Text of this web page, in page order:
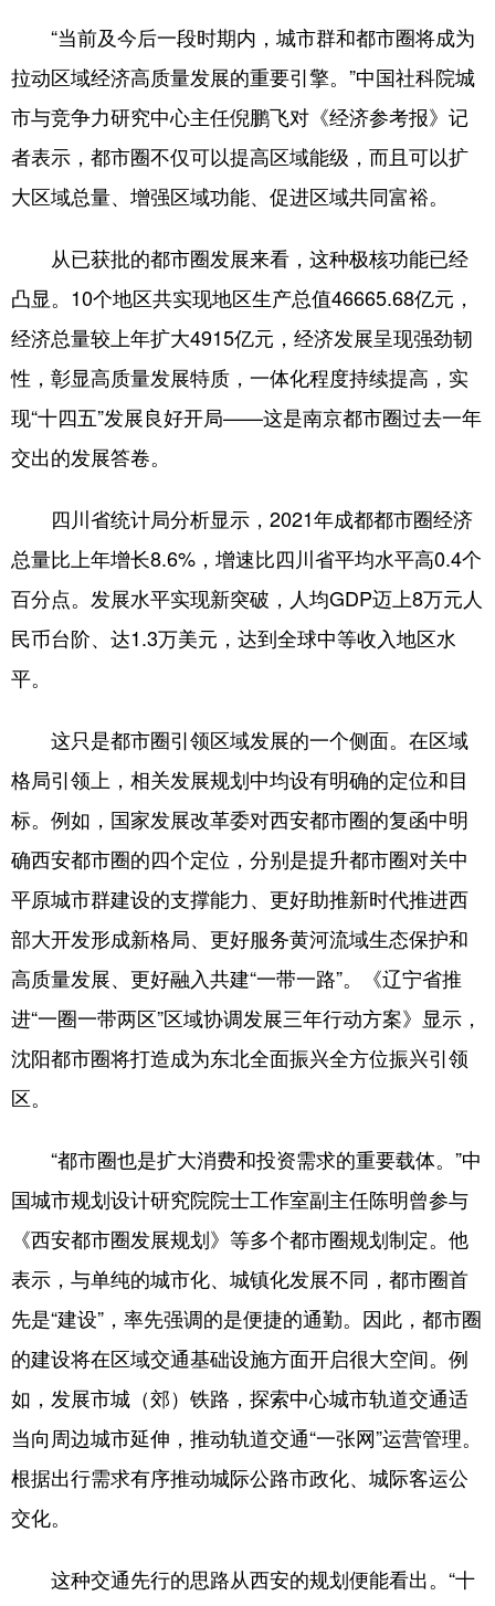
辽宁 吉林 上海 江苏
浙江 安徽 福建 江西
山东 河南 湖北 湖南
广东 广西 海南 重庆
陕西 甘肃 青海 宁夏
新疆 内蒙古 黑龙江
多语种频道
English
“当前及今后一段时期内，城市群和都市圈将成为
拉动区域经济高质量发展的重要引擎。”中国社科院城
市与竞争力研究中心主任倪鹏飞对《经济参考报》记
者表示，都市圈不仅可以提高区域能级，而且可以扩
大区域总量、增强区域功能、促进区域共同富裕。
从已获批的都市圈发展来看，这种极核功能已经
凸显。10个地区共实现地区生产总值46665.68亿元，
经济总量较上年扩大4915亿元，经济发展呈现强劲韧
性，彰显高质量发展特质，一体化程度持续提高，实
现“十四五”发展良好开局——这是南京都市圈过去一年
交出的发展答卷。
四川省统计局分析显示，2021年成都都市圈经济
总量比上年增长8.6%，增速比四川省平均水平高0.4个
百分点。发展水平实现新突破，人均GDP迈上8万元人
民币台阶、达1.3万美元，达到全球中等收入地区水
平。
这只是都市圈引领区域发展的一个侧面。在区域
格局引领上，相关发展规划中均设有明确的定位和目
标。例如，国家发展改革委对西安都市圈的复函中明
确西安都市圈的四个定位，分别是提升都市圈对关中
平原城市群建设的支撑能力、更好助推新时代推进西
部大开发形成新格局、更好服务黄河流域生态保护和
高质量发展、更好融入共建“一带一路”。《辽宁省推
进“一圈一带两区”区域协调发展三年行动方案》显示，
沈阳都市圈将打造成为东北全面振兴全方位振兴引领
区。
“都市圈也是扩大消费和投资需求的重要载体。”中
国城市规划设计研究院院士工作室副主任陈明曾参与
《西安都市圈发展规划》等多个都市圈规划制定。他
表示，与单纯的城市化、城镇化发展不同，都市圈首
先是“建设”，率先强调的是便捷的通勤。因此，都市圈
的建设将在区域交通基础设施方面开启很大空间。例
如，发展市城（郊）铁路，探索中心城市轨道交通适
当向周边城市延伸，推动轨道交通“一张网”运营管理。
根据出行需求有序推动城际公路市政化、城际客运公
交化。
这种交通先行的思路从西安的规划便能看出。“十